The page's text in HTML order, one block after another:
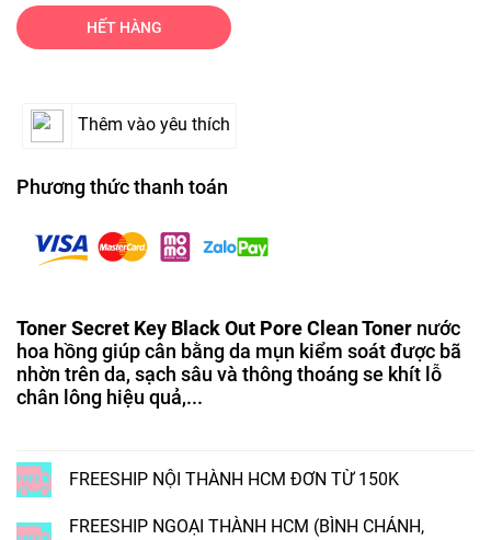
HẾT HÀNG
Thêm vào yêu thích
Phương thức thanh toán
Toner Secret Key Black Out Pore Clean Toner nước
hoa hồng giúp cân bằng da mụn kiểm soát được bã
nhờn trên da, sạch sâu và thông thoáng se khít lỗ
chân lông hiệu quả,...
FREESHIP NỘI THÀNH HCM ĐƠN TỪ 150K
FREESHIP NGOẠI THÀNH HCM (BÌNH CHÁNH,